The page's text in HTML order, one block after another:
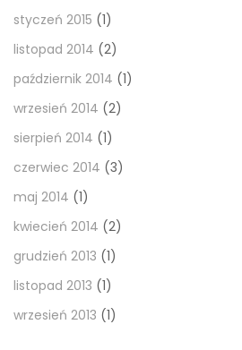
styczeń 2015 (1)
listopad 2014 (2)
październik 2014 (1)
wrzesień 2014 (2)
sierpień 2014 (1)
czerwiec 2014 (3)
maj 2014 (1)
kwiecień 2014 (2)
grudzień 2013 (1)
listopad 2013 (1)
wrzesień 2013 (1)